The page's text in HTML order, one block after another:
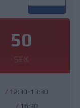
49
SEK
/ 12:30-13:30
/ 16:30